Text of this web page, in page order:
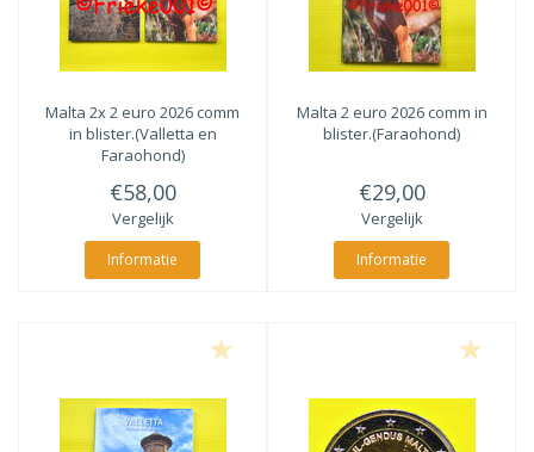
Malta 2x 2 euro 2026 comm
in blister.(Valletta en
Faraohond)
€58,00
Vergelijk
Informatie
Malta 2 euro 2026 comm in
blister.(Faraohond)
€29,00
Vergelijk
Informatie